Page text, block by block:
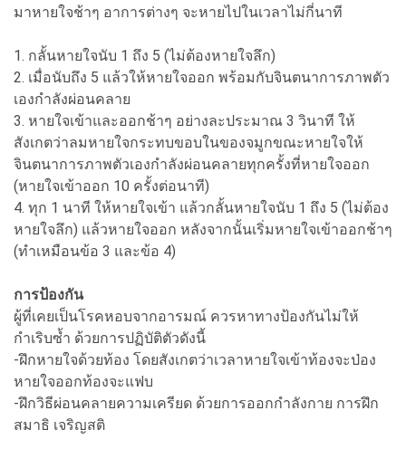
มาหายใจช้าๆ อาการต่างๆ จะหายไปในเวลาไม่กี่นาที
1. กลั้นหายใจนับ 1 ถึง 5 (ไม่ต้องหายใจลึก)
2. เมื่อนับถึง 5 แล้วให้หายใจออก พร้อมกับจินตนาการภาพตัว
เองกำลังผ่อนคลาย
3. หายใจเข้าและออกช้าๆ อย่างละประมาณ 3 วินาที ให้
สังเกตว่าลมหายใจกระทบขอบในของจมูกขณะหายใจให้
จินตนาการภาพตัวเองกำลังผ่อนคลายทุกครั้งที่หายใจออก
(หายใจเข้าออก 10 ครั้งต่อนาที)
4. ทุก 1 นาที ให้หายใจเข้า แล้วกลั้นหายใจนับ 1 ถึง 5 (ไม่ต้อง
หายใจลึก) แล้วหายใจออก หลังจากนั้นเริ่มหายใจเข้าออกช้าๆ
(ทำเหมือนข้อ 3 และข้อ 4)
การป้องกัน
ผู้ที่เคยเป็นโรคหอบจากอารมณ์ ควรหาทางป้องกันไม่ให้
กำเริบซ้ำ ด้วยการปฏิบัติตัวดังนี้
-ฝึกหายใจด้วยท้อง โดยสังเกตว่าเวลาหายใจเข้าท้องจะป่อง
หายใจออกท้องจะแฟบ
-ฝึกวิธีผ่อนคลายความเครียด ด้วยการออกกำลังกาย การฝึก
สมาธิ เจริญสติ